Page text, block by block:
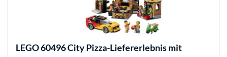
LEGO60496 City Pizza-Liefererlebnis mit